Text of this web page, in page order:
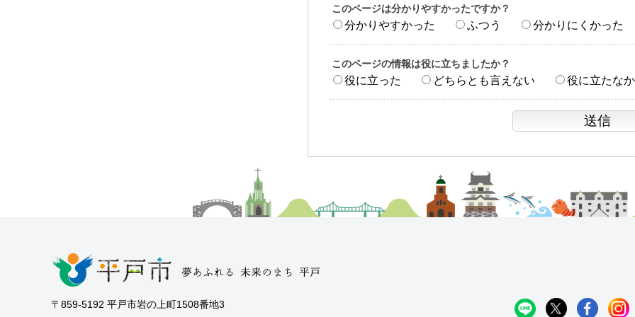
このページは分かりやすかったですか？
分かりやすかった ふつう 分かりにくかった
このページの情報は役に立ちましたか？
役に立った どちらとも言えない 役に立たな
〒859-5192 平戸市岩の上町1508番地3